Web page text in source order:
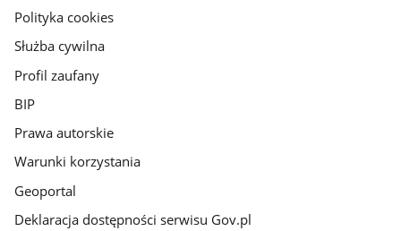
gov.pl
Polityka cookies
Służba cywilna
Profil zaufany
BIP
Prawa autorskie
Warunki korzystania
Geoportal
Deklaracja dostępności serwisu Gov.pl